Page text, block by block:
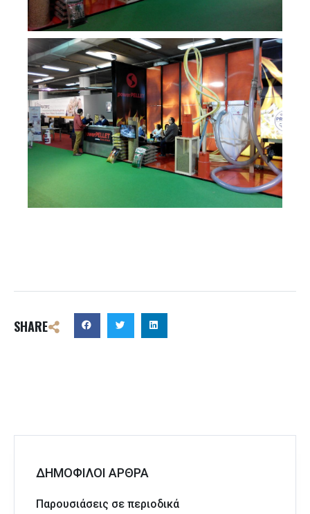
SHARE
ΔΗΜΟΦΙΛΟΙ ΑΡΘΡΑ
Παρουσιάσεις σε περιοδικά